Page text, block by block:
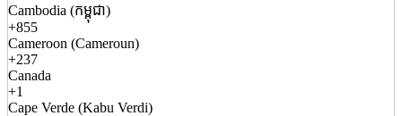
Cambodia (កម្ពុជា)
+855
Cameroon (Cameroun)
+237
Canada
+1
Cape Verde (Kabu Verdi)